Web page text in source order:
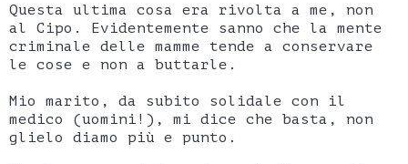
Questa ultima cosa era rivolta a me, non
al Cipo. Evidentemente sanno che la mente
criminale delle mamme tende a conservare
le cose e non a buttarle.
Mio marito, da subito solidale con il
medico (uomini!), mi dice che basta, non
glielo diamo più e punto.